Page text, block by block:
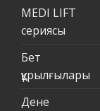
MEDI LIFT
сериясы
Бет
құрылғылары
Дене